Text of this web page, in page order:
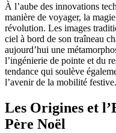
À l’aube des innovations
manière de voyager, la
révolution. Les images
ciel à bord de son traîneau
aujourd’hui une
l’ingénierie de pointe et du
tendance qui soulève
l’avenir de la mobilité festive.
Les Origines et
Père Noël